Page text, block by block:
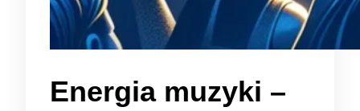
Energia muzyki –